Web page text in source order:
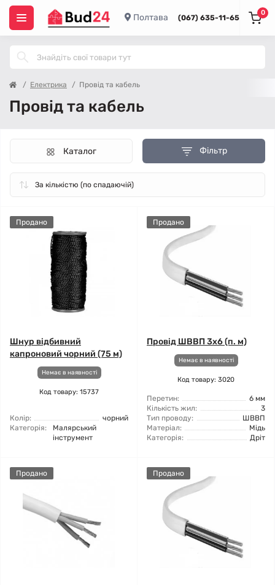
Полтава (067) 635-11-65
0
Електрика Провід та кабель
Провід та кабель
Фільтр
Каталог
Продано
Шнур відбивний
капроновий чорний (75 м)
Немає в наявності
Код товару: 15737
Колір:
чорний
Категорія:
Малярський
інструмент
Продано
Провід ШВВП 3x6 (п. м)
Немає в наявності
Код товару: 3020
Перетин:
6 мм
Кількість жил:
3
Тип проводу:
ШВВП
Матеріал:
Мідь
Категорія:
Дріт
Продано Продано